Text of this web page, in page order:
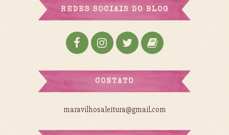
REDES SOCIAIS DO BLOG
CONTATO
maravilhosaleitura@gmail.com